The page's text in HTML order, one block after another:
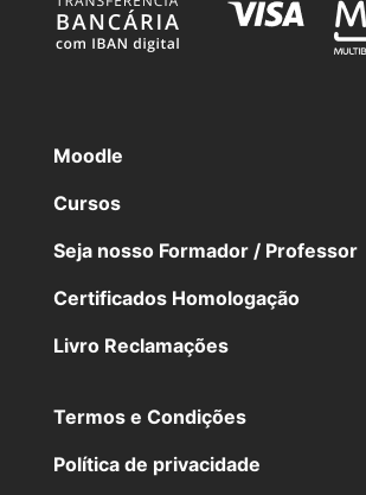
Moodle
Cursos
Seja nosso Formador / Professor
Certificados Homologação
Livro Reclamações
Termos e Condições
Política de privacidade